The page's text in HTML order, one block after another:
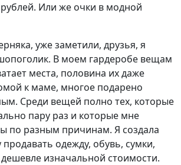
Или же очки в модной
уже заметили, друзья, я
В моем гардеробе вещам
места, половина их даже
к маме, многое подарено
Среди вещей полно тех, которые
пару раз и которые мне
по разным причинам. Я создала
продавать одежду, обувь, сумки,
изначальной стоимости.